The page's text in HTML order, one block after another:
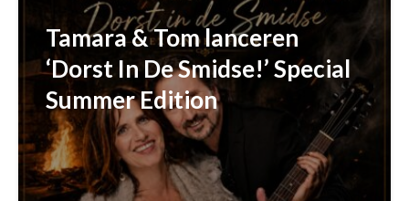
Tamara & Tom lanceren
‘Dorst In De Smidse!’ Special
Summer Edition